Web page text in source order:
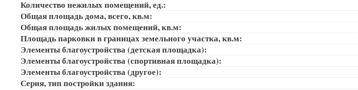
Количество нежилых помещений, ед.:
Общая площадь дома, всего, кв.м:
Общая площадь жилых помещений, кв.м:
Площадь парковки в границах земельного участка, кв.м:
Элементы благоустройства (детская площадка):
Элементы благоустройства (спортивная площадка):
Элементы благоустройства (другое):
Серия, тип постройки здания: